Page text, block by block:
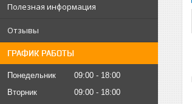
Полезная информация
Отзывы
ГРАФИК РАБОТЫ
Понедельник 09:00
18:00
Вторник
09:00
18:00